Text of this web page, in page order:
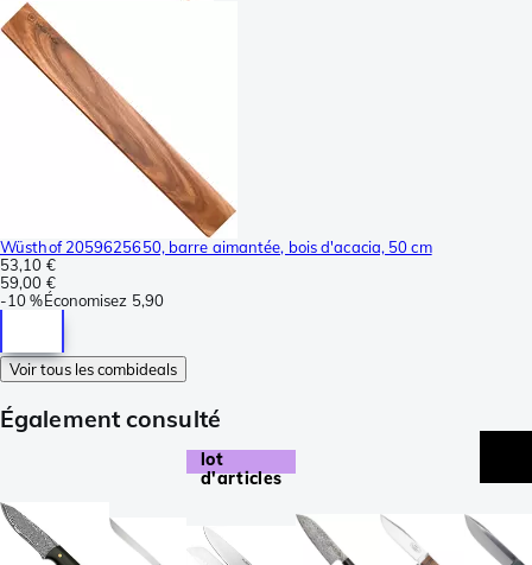
Wüsthof 2059625650, barre aimantée, bois d'acacia, 50 cm
53,10 €
59,00 €
-10 %Économisez 5,90
Voir tous les combideals
Également consulté
lot
d'articles